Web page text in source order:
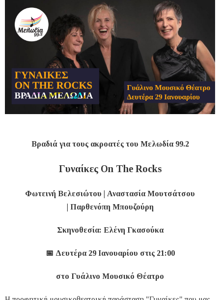
Βραδιά για τους ακροατές του Μελωδία 99.2
Γυναίκες On The Rocks
Φωτεινή Βελεσιώτου | Αναστασία Μουτσάτσου
| Παρθενόπη Μπουζούρη
Σκηνοθεσία: Ελένη Γκασούκα
📅 Δευτέρα 29 Ιανουαρίου στις 21:00
στο Γυάλινο Μουσικό Θέατρο